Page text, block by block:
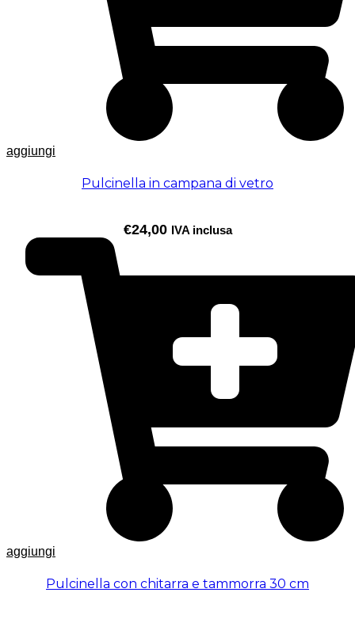
aggiungi
Pulcinella in campana di vetro
€24,00 IVA inclusa
aggiungi
Pulcinella con chitarra e tammorra 30 cm